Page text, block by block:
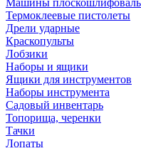
Машины
Термоклеевые пистолеты
Дрели ударные
Краскопульты
Лобзики
Наборы и ящики
Ящики для инструментов
Наборы инструмента
Садовый инвентарь
Топорища, черенки
Тачки
Лопаты